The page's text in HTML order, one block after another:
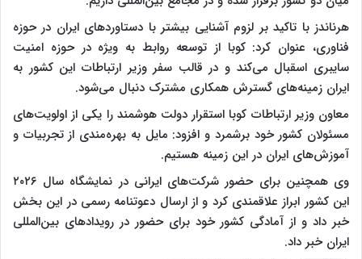
هرناندز با تاکید بر لزوم آشنایی بیشتر با دستاوردهای ایران در حوزه
فناوری، عنوان کرد: کوبا از توسعه روابط به ویژه در حوزه امنیت
سایبری اسقبال می‌کند و در قالب سفر وزیر ارتباطات این کشور به
ایران زمینه‌های گسترش همکاری مشترک دنبال می‌شود.
معاون وزیر ارتباطات کوبا استقرار دولت هوشمند را یکی از اولویت‌های
مسئولان کشور خود برشمرد و افزود: مایل به بهره‌مندی از تجربیات و
آموزش‌های ایران در این زمینه هستیم.
وی همچنین برای حضور شرکت‌های ایرانی در نمایشگاه سال ۲۰۲۶
این کشور ابراز علاقمندی کرد و از ارسال دعوتنامه رسمی در این بخش
خبر داد و از آمادگی کشور خود برای حضور در رویدادهای بین‌المللی
ایران خبر داد.